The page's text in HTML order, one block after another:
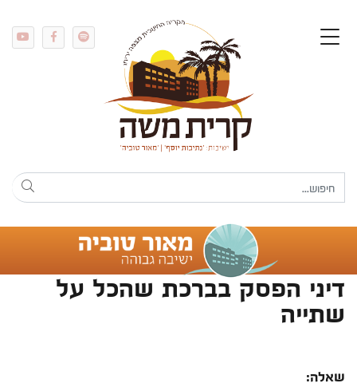
דיני הפסק בברכת שהכל על
שתייה
שאלה: